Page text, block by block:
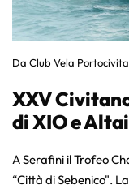
Da Club Vela
XXV
di XIO e
A Serafini il Trofeo
“Città di Sebenico".